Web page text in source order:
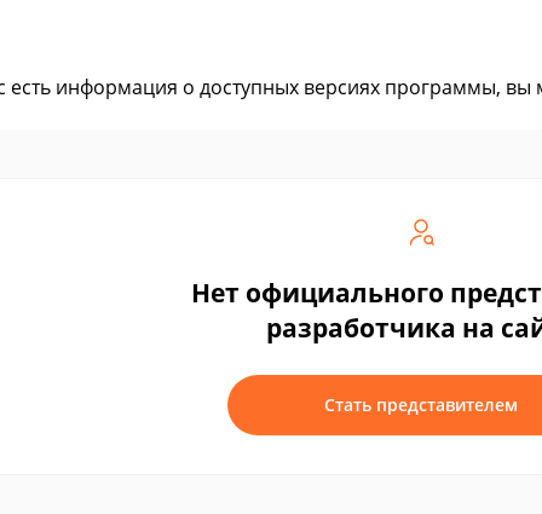
есть информация о доступных версиях программы, вы
Нет официального
разработчика на
Стать представителем